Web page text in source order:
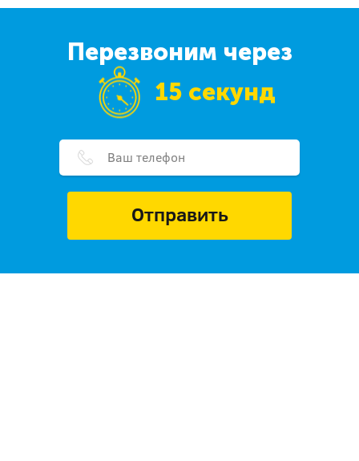
Перезвоним через
15 секунд
Отправить